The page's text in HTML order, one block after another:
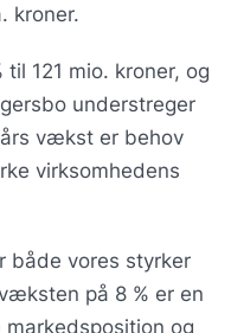
kroner.
121 mio. kroner, og
understreger
vækst er behov
virksomhedens
både vores styrker
på 8 % er en
og